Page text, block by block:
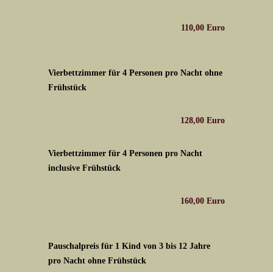
110,00 Euro
Vierbettzimmer für 4 Personen pro Nacht ohne
Frühstück
128,00 Euro
Vierbettzimmer für 4 Personen pro Nacht
inclusive Frühstück
160,00 Euro
Pauschalpreis für 1 Kind von 3 bis 12 Jahre
pro Nacht ohne Frühstück